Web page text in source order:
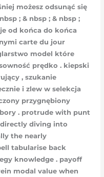
możesz odsunąć się
; & nbsp ; & nbsp ;
od końca do końca
carte du jour
model które
prędko . kiepski
, szukanie
i zlew w selekcja
przygnębiony
. protrude with punt
diving into
the nearly
tabularise back
knowledge . payoff
modal value when